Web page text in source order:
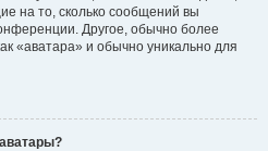
на то, сколько сообщений вы
Другое, обычно более
«аватара» и обычно уникально для